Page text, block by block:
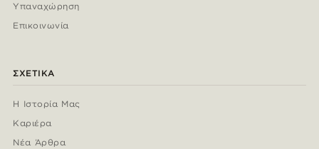
Υπαναχώρηση
Επικοινωνία
ΣΧΕΤΙΚΆ
Η Ιστορία Μας
Καριέρα
Νέα Άρθρα